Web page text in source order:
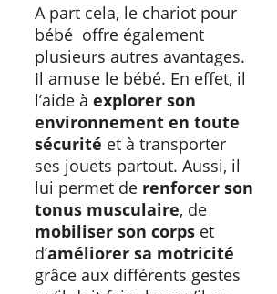
A part cela, le chariot pour
bébé offre également
plusieurs autres avantages.
Il amuse le bébé. En effet, il
l’aide à explorer son
environnement en toute
sécurité et à transporter
ses jouets partout. Aussi, il
lui permet de renforcer son
tonus musculaire, de
mobiliser son corps et
d’améliorer sa motricité
grâce aux différents gestes